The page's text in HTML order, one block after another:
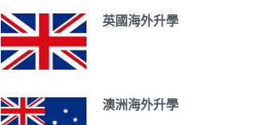
英國海外升學
澳洲海外升學